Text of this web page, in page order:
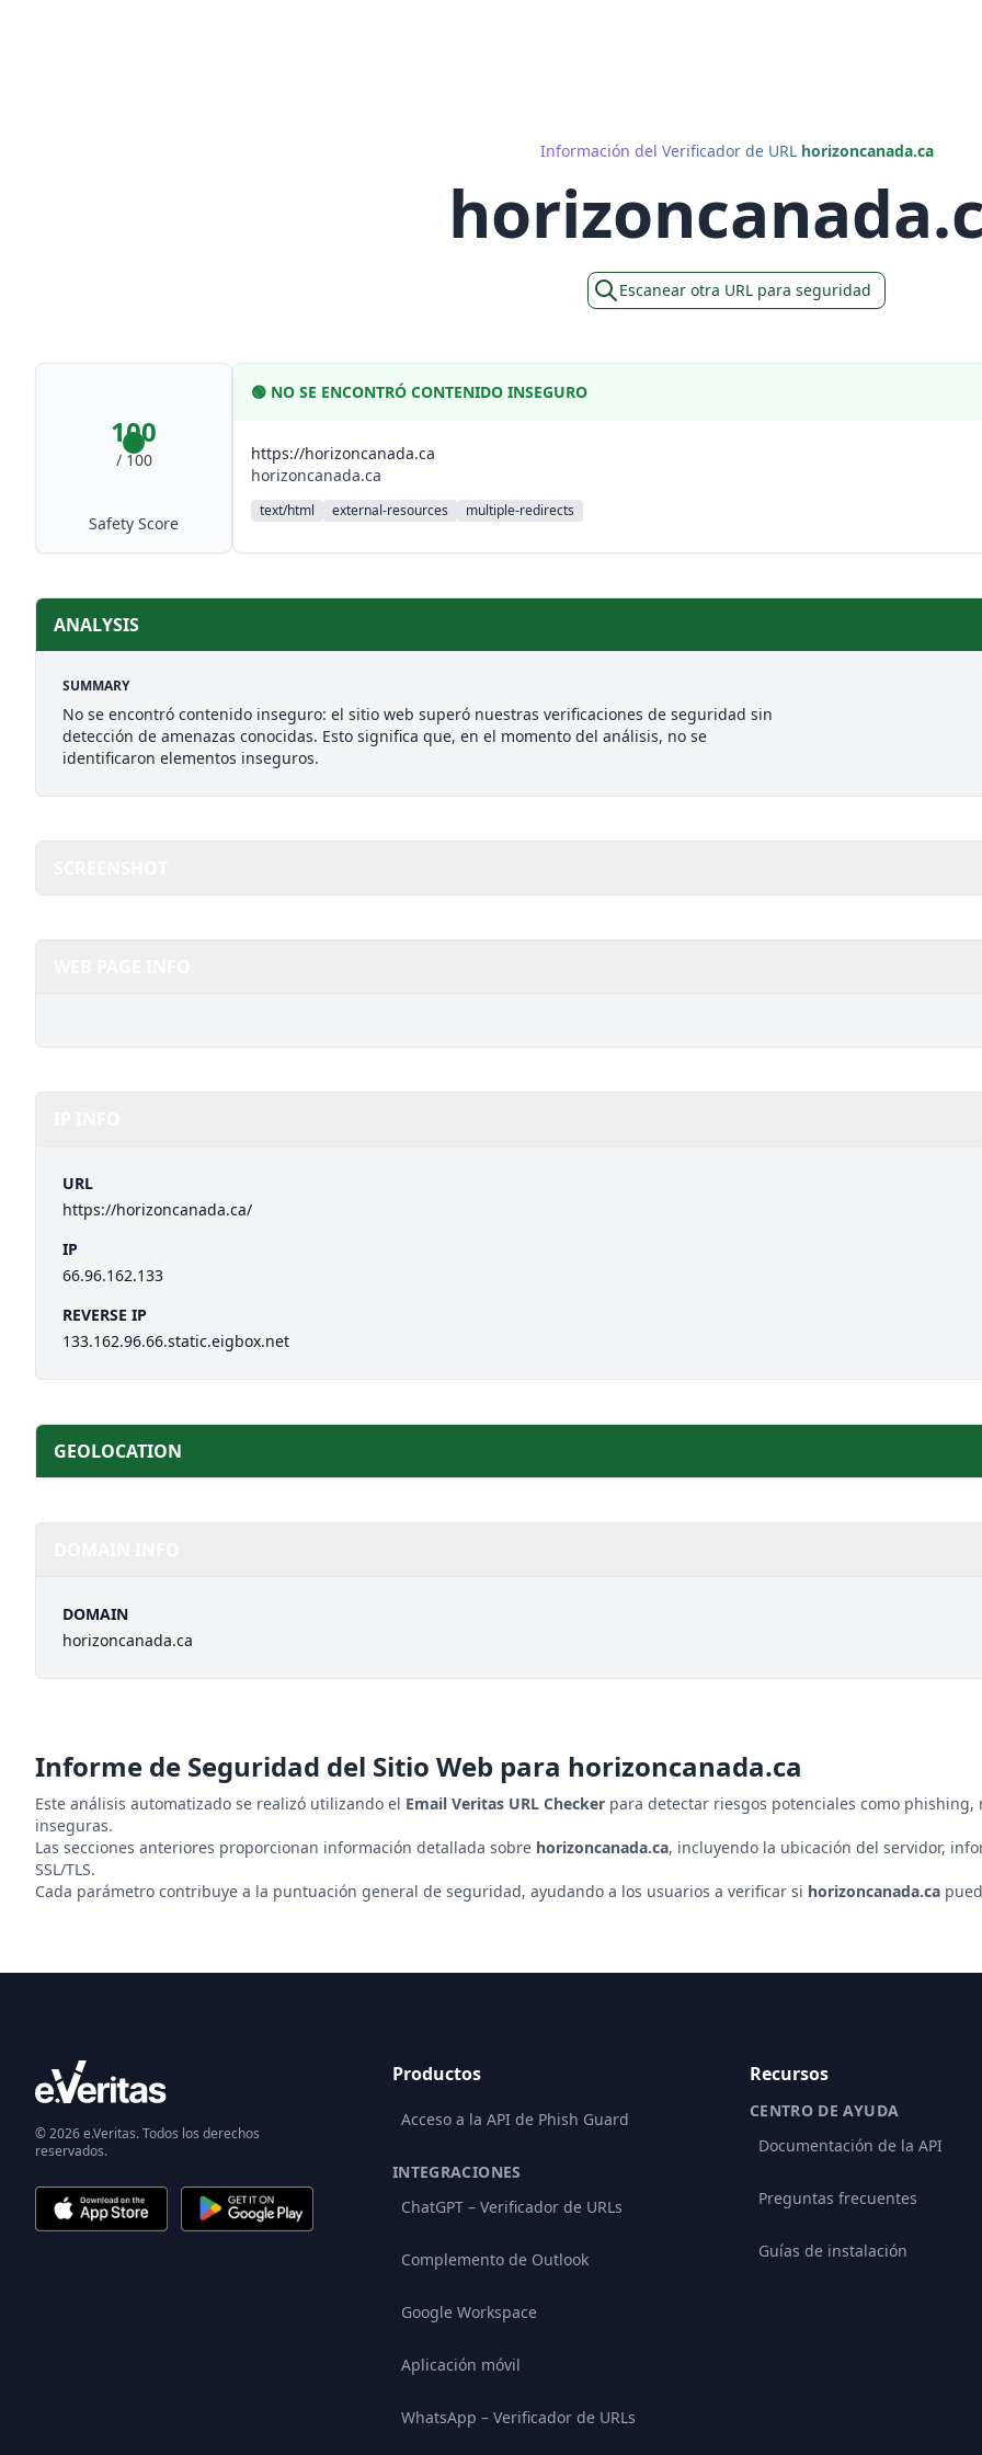
Información del Verificador de URL horizoncanada.ca
Escanear otra URL para seguridad
100
/ 100
Safety Score
🟢 NO SE ENCONTRÓ CONTENIDO INSEGURO
https://horizoncanada.ca
horizoncanada.ca
text/html external-resources multiple-redirects
ANALYSIS
SUMMARY
No se encontró contenido inseguro: el sitio web superó nuestras verificaciones de seguridad sin
detección de amenazas conocidas. Esto significa que, en el momento del análisis, no se
identificaron elementos inseguros.
URL
https://horizoncanada.ca/
IP
66.96.162.133
REVERSE IP
133.162.96.66.static.eigbox.net
GEOLOCATION
DOMAIN
horizoncanada.ca
Informe de Seguridad del Sitio Web para horizoncanada.ca
Este análisis automatizado se realizó utilizando el Email Veritas URL Checker para detectar riesgos potenciales como
inseguras.
Las secciones anteriores proporcionan información detallada sobre horizoncanada.ca, incluyendo la ubicación del servidor,
SSL/TLS.
Cada parámetro contribuye a la puntuación general de seguridad, ayudando a los usuarios a verificar si horizoncanada.ca
© 2026 e.Veritas. Todos los derechos
reservados.
Productos
Acceso a la API de Phish Guard
INTEGRACIONES
ChatGPT – Verificador de URLs
Complemento de Outlook
Google Workspace
Aplicación móvil
WhatsApp – Verificador de URLs
Recursos
CENTRO DE AYUDA
Documentación de la API
Preguntas frecuentes
Guías de instalación